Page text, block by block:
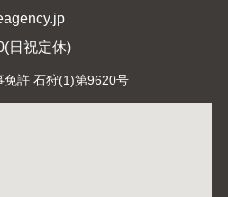
日祝定休)
免許 石狩(1)第9620号